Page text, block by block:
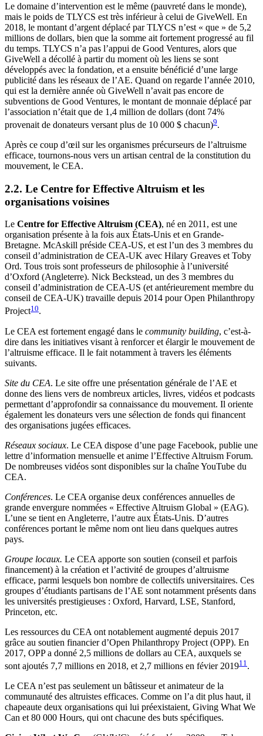
Le domaine d’intervention est le même (pauvreté dans le monde),
mais le poids de TLYCS est très inférieur à celui de GiveWell. En
2018, le montant d’argent déplacé par TLYCS n’est « que » de 5,2
millions de dollars, bien que la somme ait fortement progressé au fil
du temps. TLYCS n’a pas l’appui de Good Ventures, alors que
GiveWell a décollé à partir du moment où les liens se sont
développés avec la fondation, et a ensuite bénéficié d’une large
publicité dans les réseaux de l’AE. Quand on regarde l’année 2010,
qui est la dernière année où GiveWell n’avait pas encore de
subventions de Good Ventures, le montant de monnaie déplacé par
l’association n’était que de 1,4 million de dollars (dont 74%
provenait de donateurs versant plus de 10 000 $ chacun)9.
Après ce coup d’œil sur les organismes précurseurs de l’altruisme
efficace, tournons-nous vers un artisan central de la constitution du
mouvement, le CEA.
2.2. Le Centre for Effective Altruism et les
organisations voisines
Le Centre for Effective Altruism (CEA), né en 2011, est une
organisation présente à la fois aux États-Unis et en Grande-
Bretagne. McAskill préside CEA-US, et est l’un des 3 membres du
conseil d’administration de CEA-UK avec Hilary Greaves et Toby
Ord. Tous trois sont professeurs de philosophie à l’université
d’Oxford (Angleterre). Nick Beckstead, un des 3 membres du
conseil d’administration de CEA-US (et antérieurement membre du
conseil de CEA-UK) travaille depuis 2014 pour Open Philanthropy
Project10.
Le CEA est fortement engagé dans le community building, c’est-à-
dire dans les initiatives visant à renforcer et élargir le mouvement de
l’altruisme efficace. Il le fait notamment à travers les éléments
suivants.
Site du CEA. Le site offre une présentation générale de l’AE et
donne des liens vers de nombreux articles, livres, vidéos et podcasts
permettant d’approfondir sa connaissance du mouvement. Il oriente
également les donateurs vers une sélection de fonds qui financent
des organisations jugées efficaces.
Réseaux sociaux. Le CEA dispose d’une page Facebook, publie une
lettre d’information mensuelle et anime l’Effective Altruism Forum.
De nombreuses vidéos sont disponibles sur la chaîne YouTube du
CEA.
Conférences. Le CEA organise deux conférences annuelles de
grande envergure nommées « Effective Altruism Global » (EAG).
L’une se tient en Angleterre, l’autre aux États-Unis. D’autres
conférences portant le même nom ont lieu dans quelques autres
pays.
Groupe locaux. Le CEA apporte son soutien (conseil et parfois
financement) à la création et l’activité de groupes d’altruisme
efficace, parmi lesquels bon nombre de collectifs universitaires. Ces
groupes d’étudiants partisans de l’AE sont notamment présents dans
les universités prestigieuses : Oxford, Harvard, LSE, Stanford,
Princeton, etc.
Les ressources du CEA ont notablement augmenté depuis 2017
grâce au soutien financier d’Open Philanthropy Project (OPP). En
2017, OPP a donné 2,5 millions de dollars au CEA, auxquels se
sont ajoutés 7,7 millions en 2018, et 2,7 millions en févier 201911 .
Le CEA n’est pas seulement un bâtisseur et animateur de la
communauté des altruistes efficaces. Comme on l’a dit plus haut, il
chapeaute deux organisations qui lui préexistaient, Giving What We
Can et 80 000 Hours, qui ont chacune des buts spécifiques.